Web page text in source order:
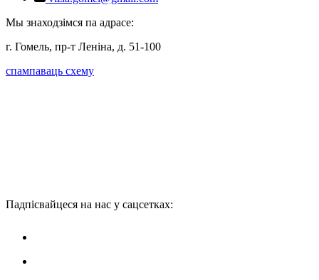
Мы знаходзімся па адрасе:
г. Гомель, пр-т Леніна, д. 51-100
спампаваць схему
Падпісвайцеся на нас у сацсетках: